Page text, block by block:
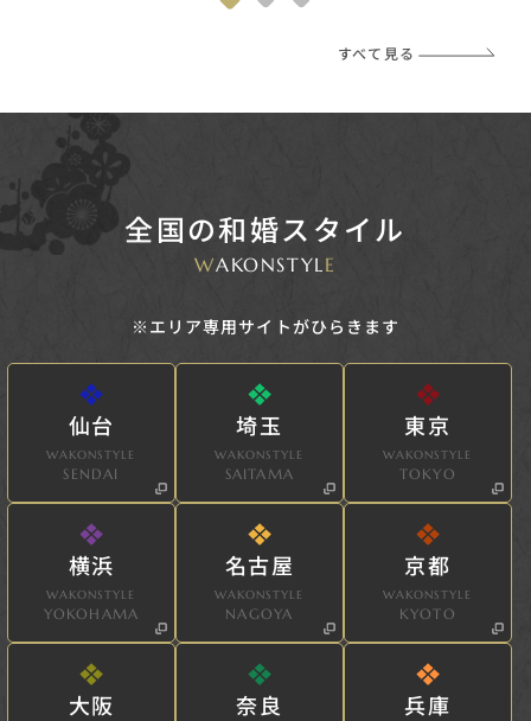
すべて見る
全国の和婚スタイル
WAKONSTYL E
※エリア専用サイトがひらきます
仙台
WAKONSTYLE
SENDAI
埼玉
WAKONSTYLE
SAITAMA
東京
WAKONSTYLE
TOKYO
横浜
WAKONSTYLE
YOKOHAMA
名古屋
WAKONSTYLE
NAGOYA
京都
WAKONSTYLE
KYOTO
大阪 奈良 兵庫